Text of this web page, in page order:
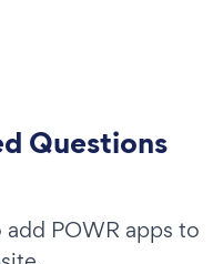
Questions
POWR apps to